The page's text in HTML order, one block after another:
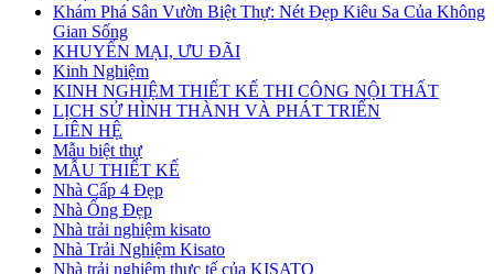
Khám Phá Sân Vườn Biệt Thự: Nét Đẹp Kiêu Sa Của Không
Gian Sống
KHUYẾN MẠI, ƯU ĐÃI
Kinh Nghiệm
KINH NGHIỆM THIẾT KẾ THI CÔNG NỘI THẤT
LỊCH SỬ HÌNH THÀNH VÀ PHÁT TRIỂN
LIÊN HỆ
Mẫu biệt thự
MẪU THIẾT KẾ
Nhà Cấp 4 Đẹp
Nhà Ống Đẹp
Nhà trải nghiệm kisato
Nhà Trải Nghiệm Kisato
Nhà trải nghiệm thực tế của KISATO